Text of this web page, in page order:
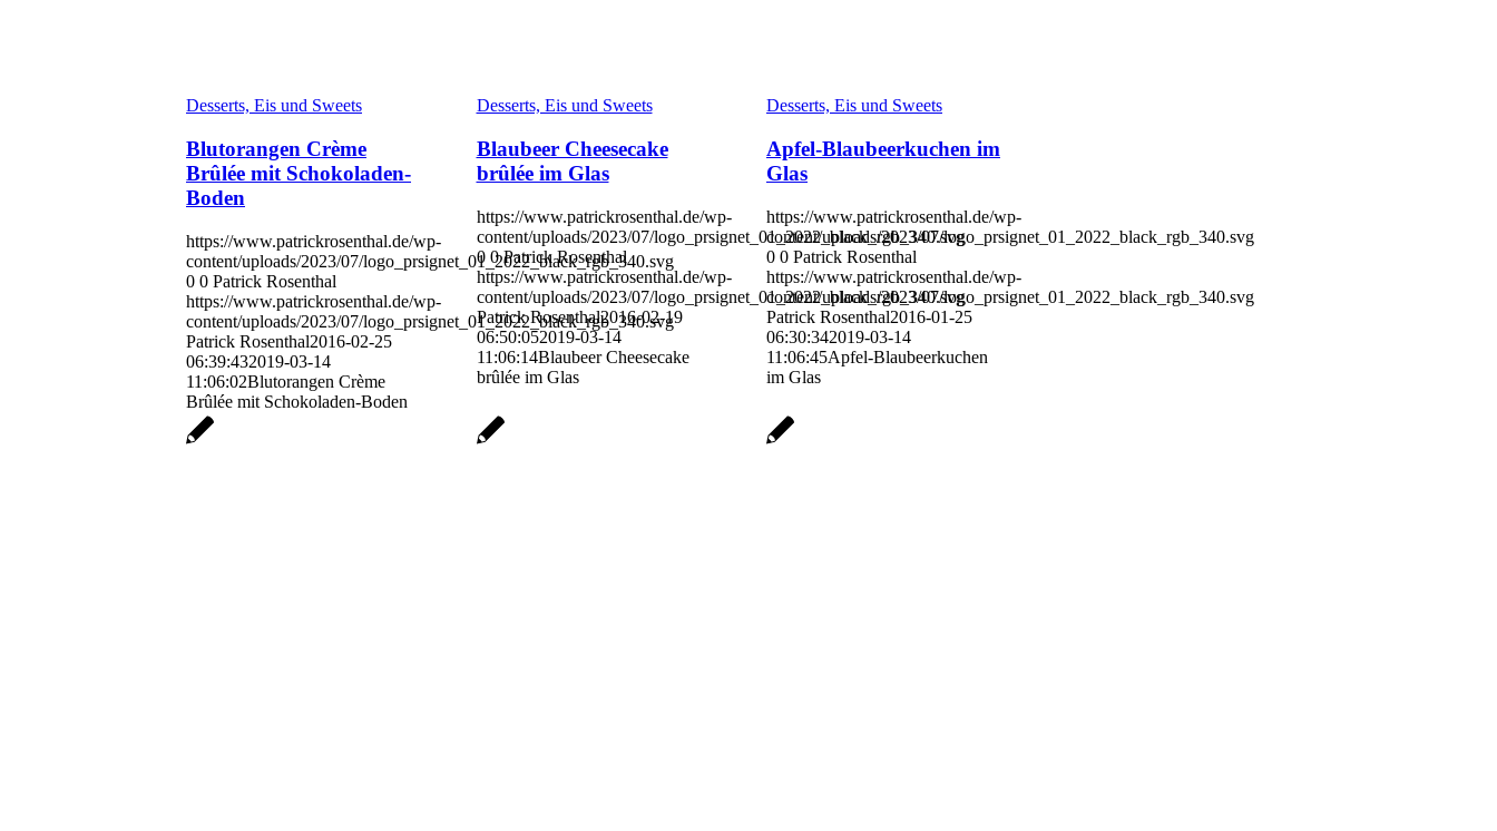
Desserts, Eis und Sweets
Blutorangen Crème
Brûlée mit Schokoladen-
Boden
https://www.patrickrosenthal.de/wp-
content/uploads/2023/07/logo_prsignet_01_2022_black_rgb_340.svg
0 0 Patrick Rosenthal
https://www.patrickrosenthal.de/wp-
content/uploads/2023/07/logo_prsignet_01_2022_black_rgb_340.svg
Patrick Rosenthal2016-02-25
06:39:432019-03-14
11:06:02Blutorangen Crème
Brûlée mit Schokoladen-Boden
Desserts, Eis und Sweets
Blaubeer Cheesecake
brûlée im Glas
https://www.patrickrosenthal.de/wp-
content/uploads/2023/07/logo_prsignet_01_2022_black_rgb_340.svg
0 0 Patrick Rosenthal
https://www.patrickrosenthal.de/wp-
content/uploads/2023/07/logo_prsignet_01_2022_black_rgb_340.svg
Patrick Rosenthal2016-02-19
06:50:052019-03-14
11:06:14Blaubeer Cheesecake
brûlée im Glas
Desserts, Eis und Sweets
Apfel-Blaubeerkuchen im
Glas
https://www.patrickrosenthal.de/wp-
content/uploads/2023/07/logo_prsignet_01_2022_black_rgb_340.svg
0 0 Patrick Rosenthal
https://www.patrickrosenthal.de/wp-
content/uploads/2023/07/logo_prsignet_01_2022_black_rgb_340.svg
Patrick Rosenthal2016-01-25
06:30:342019-03-14
11:06:45Apfel-Blaubeerkuchen
im Glas